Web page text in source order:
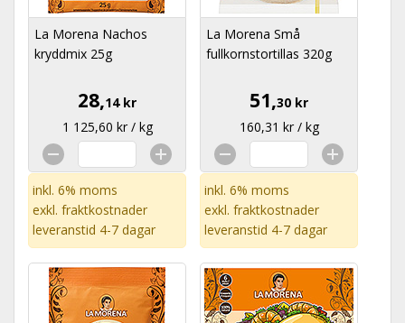
La Morena Nachos
kryddmix 25g
28,14 kr
1 125,60 kr / kg
inkl. 6% moms
exkl. fraktkostnader
leveranstid 4-7 dagar
La Morena Små
fullkornstortillas 320g
51,30 kr
160,31 kr / kg
inkl. 6% moms
exkl. fraktkostnader
leveranstid 4-7 dagar